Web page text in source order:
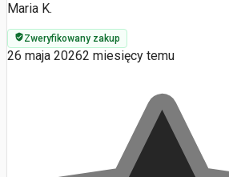
Maria K.
Zweryfikowany zakup
26 maja 20262 miesięcy temu